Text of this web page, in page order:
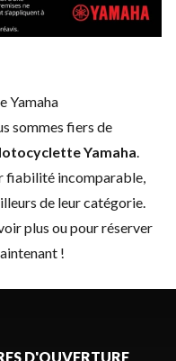
Yamaha
sommes fiers de
Yamaha.
fiabilité incomparable,
de leur catégorie.
plus ou pour réserver
!
D'OUVERTURE